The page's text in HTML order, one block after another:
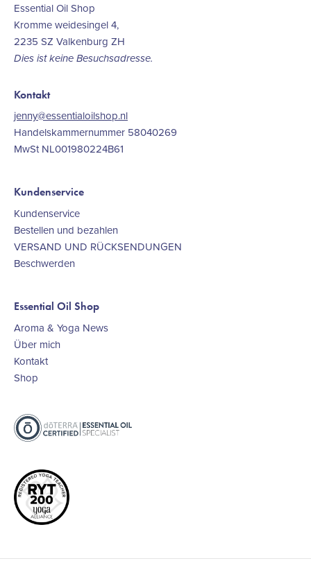
Essential Oil Shop
Kromme weidesingel 4,
2235 SZ Valkenburg ZH
Dies ist keine Besuchsadresse.
Kontakt
jenny@essentialoilshop.nl
Handelskammernummer 58040269
MwSt NL001980224B61
Kundenservice
Kundenservice
Bestellen und bezahlen
VERSAND UND RÜCKSENDUNGEN
Beschwerden
Essential Oil Shop
Aroma & Yoga News
Über mich
Kontakt
Shop